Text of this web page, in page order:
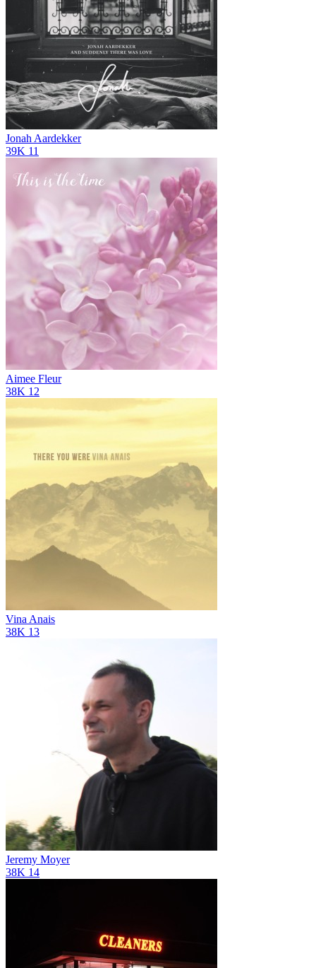
Jonah Aardekker
39K 11
Aimee Fleur
38K 12
Vina Anais
38K 13
Jeremy Moyer
38K 14